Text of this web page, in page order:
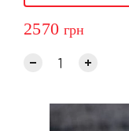
2570 грн